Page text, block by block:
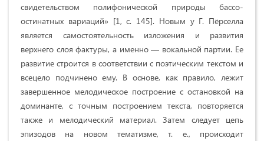
свидетельством полифонической природы бассо-
остинатных вариаций» [1, с. 145]. Новым у Г. Пёрселла
является самостоятельность изложения и развития
верхнего слоя фактуры, а именно — вокальной партии. Ее
развитие строится в соответствии с поэтическим текстом и
всецело подчинено ему. В основе, как правило, лежит
завершенное мелодическое построение с остановкой на
доминанте, с точным построением текста, повторяется
также и мелодический материал. Затем следует цепь
эпизодов на новом тематизме, т. е., происходит